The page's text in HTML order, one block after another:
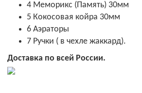
4 Меморикс (Память) 30мм
5 Кокосовая койра 30мм
6 Аэраторы
7 Ручки ( в чехле жаккард).
Доставка по всей России.